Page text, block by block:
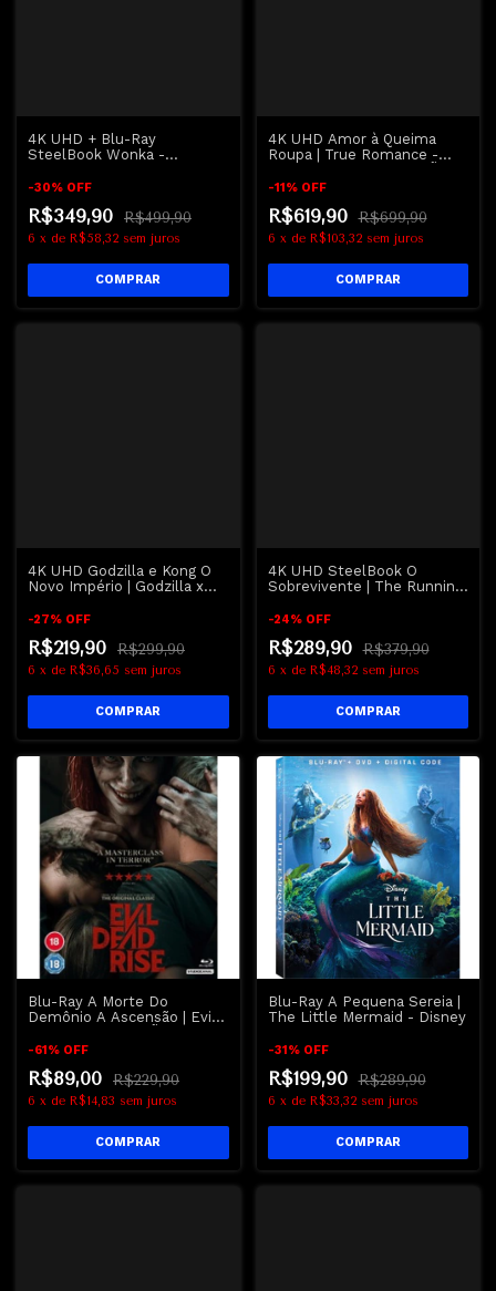
4K UHD + Blu-Ray
SteelBook Wonka -
-30% OFF
R$349,90 R$499,90
6 x de R$58,32 sem juros
4K UHD Amor à Queima
Roupa | True Romance -
-11% OFF
R$619,90 R$699,90
6 x de R$103,32 sem juros
4K UHD Godzilla e Kong O
Novo Império | Godzilla x
-27% OFF
R$219,90 R$299,90
6 x de R$36,65 sem juros
4K UHD SteelBook O
Sobrevivente | The Running
-24% OFF
R$289,90 R$379,90
6 x de R$48,32 sem juros
Blu-Ray A Morte Do
Demônio A Ascensão | Evil
-61% OFF
R$89,00 R$229,90
6 x de R$14,83 sem juros
Blu-Ray A Pequena Sereia |
The Little Mermaid - Disney
-31% OFF
R$199,90 R$289,90
6 x de R$33,32 sem juros